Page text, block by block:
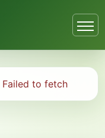
Failed to fetch